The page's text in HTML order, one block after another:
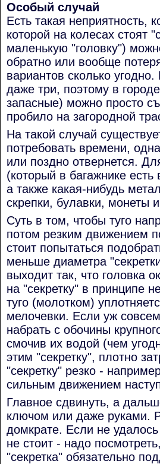
Особый случай
Есть такая неприятность,
которой на колесах стоят
маленькую "головку")
обратно или вообще
вариантов сколько
даже три, поэтому в
запасные) можно просто
пробило на загородной
На такой случай
потребовать времени,
или поздно отвернется.
(который в багажнике
а также какая-нибудь
скрепки, булавки, монеты
Суть в том, чтобы туго
потом резким движением
стоит попытаться
меньше диаметра
выходит так, что головка
на "секретку" в принципе
туго (молотком)
мелочевки. Если уж
набрать с обочины
смочив их водой (чем
этим "секретку", плотно
"секретку" резко -
сильным движением
Главное сдвинуть, а
ключом или даже руками.
домкрате. Если не
не стоит - надо
"секретка" обязательно